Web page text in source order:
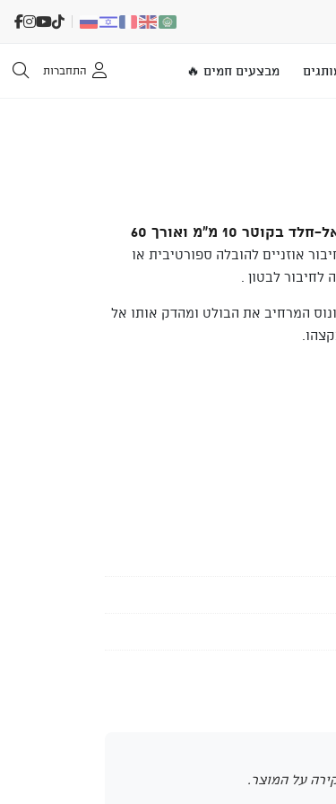
מבצעים חמים 🔥 התחברות
סט של 3 בולטים מכנים מפלדת אל-חלד בקוטר 10 מ"מ ואורך 60
אוזניים להובלה ספורטיבית או
לבטון .
המרחיב את הבולט ומהדק אותו אל
על המוצר.